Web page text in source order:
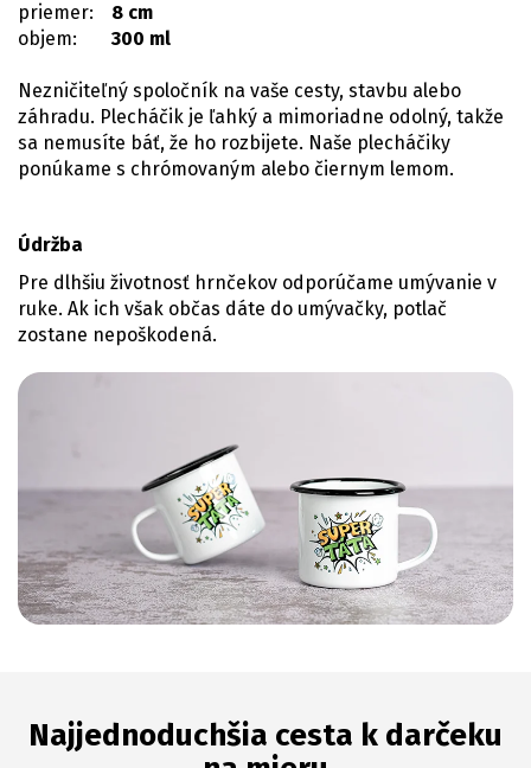
priemer:
8 cm
objem:
300 ml
Nezničiteľný spoločník na vaše cesty, stavbu alebo
záhradu. Plecháčik je ľahký a mimoriadne odolný, takže
sa nemusíte báť, že ho rozbijete. Naše plecháčiky
ponúkame s chrómovaným alebo čiernym lemom.
Údržba
Pre dlhšiu životnosť hrnčekov odporúčame umývanie v
ruke. Ak ich však občas dáte do umývačky, potlač
zostane nepoškodená.
Najjednoduchšia cesta k darčeku